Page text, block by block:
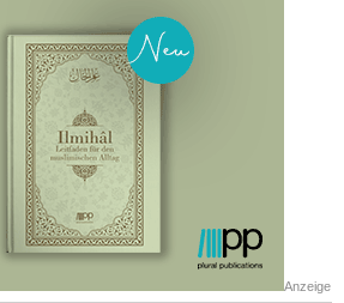
Anzeige